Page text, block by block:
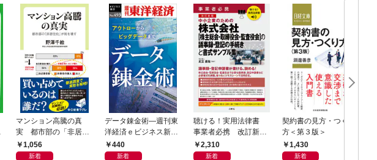
マンション高騰の真
実 都市部の「非居住
化」が街を壊す
1,056
新着
データ錬金術―週刊東
洋経済ｅビジネス新書
Ｎo.493
440
新着
聴ける！実用法律書
事業者必携 改訂新
版 中小企業のための
株式会社【株主総会・
2,310
新着
契約書の見方・つくり
方＜第３版＞
1,430
新着